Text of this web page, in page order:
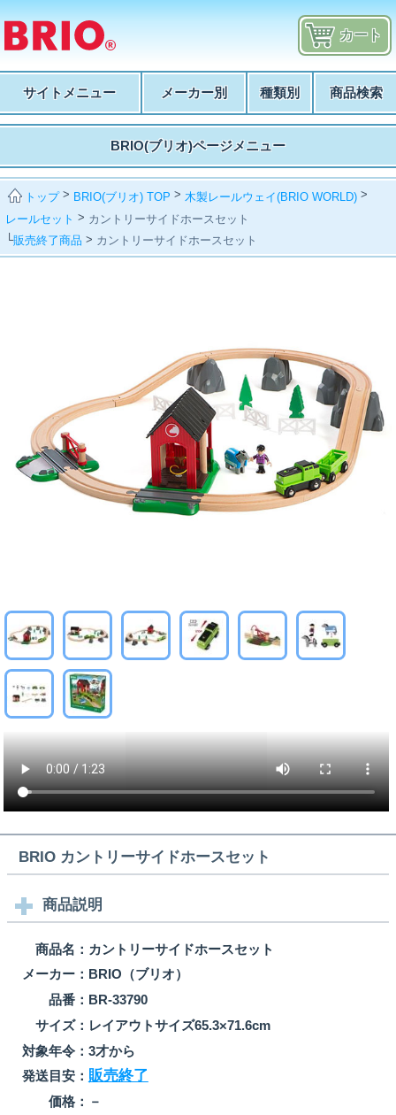
カート
サイトメニュー メーカー別 種類別 商品検索
BRIO(ブリオ)ページメニュー
トップ> BRIO(ブリオ) TOP > 木製レールウェイ(BRIO WORLD) >
レールセット > カントリーサイドホースセット
└販売終了商品 > カントリーサイドホースセット
BRIO カントリーサイドホースセット
商品説明
商品名： カントリーサイドホースセット
メーカー： BRIO（ブリオ）
品番： BR-33790
サイズ： レイアウトサイズ65.3×71.6cm
対象年令： 3才から
発送目安： 販売終了
価格： －